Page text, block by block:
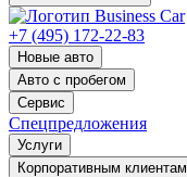
+7 (495) 172-22-83
Новые авто
Авто с пробегом
Сервис
Спецпредложения
Услуги
Корпоративным клиентам